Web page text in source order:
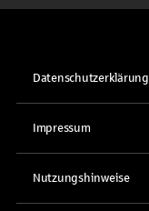
Datenschutzerklärung
Impressum
Nutzungshinweise